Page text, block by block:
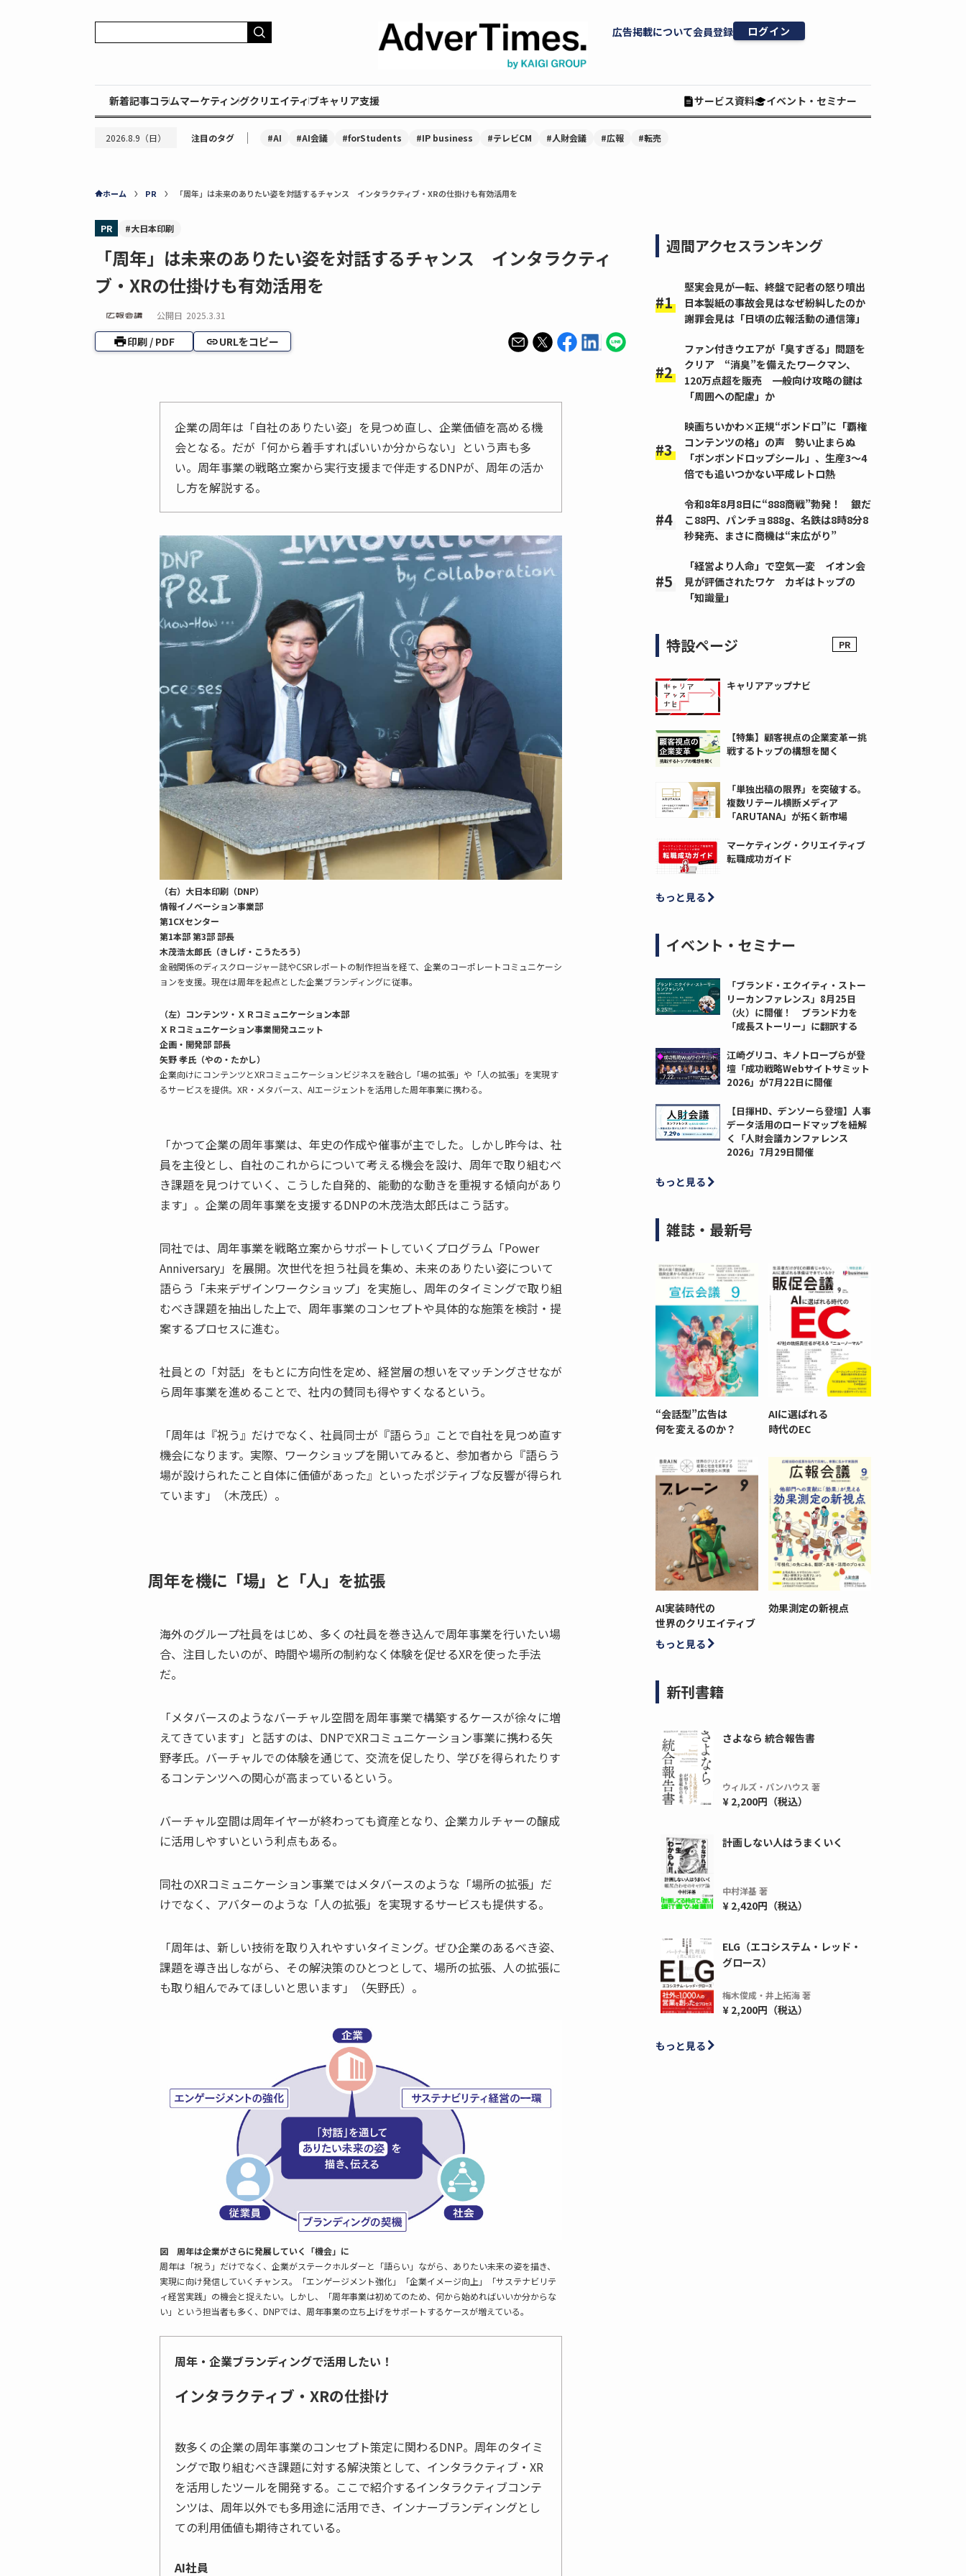
広告掲載について会員登録 ログイン
新着記事コラムマーケティングクリエイティブキャリア支援 サービス資料 イベント・セミナー
2026.8.9（日） 注目のタグ ｜ #AI #AI会議 #forStudents #IP business #テレビCM #人財会議 #広報 #転売
ホーム PR 「周年」は未来のありたい姿を対話するチャンス インタラクティブ・XRの仕掛けも有効活用を
PR #大日本印刷
「周年」は未来のありたい姿を対話するチャンス インタラクティ
ブ・XRの仕掛けも有効活用を
公開日 2025.3.31
印刷 / PDF URLをコピー
企業の周年は「自社のありたい姿」を見つめ直し、企業価値を高める機
会となる。だが「何から着手すればいいか分からない」という声も多
い。周年事業の戦略立案から実行支援まで伴走するDNPが、周年の活か
し方を解説する。
（右）大日本印刷（DNP）
情報イノベーション事業部
第1CXセンター
第1本部 第3部 部長
木茂浩太郎氏（きしげ・こうたろう）
金融関係のディスクロージャー誌やCSRレポートの制作担当を経て、企業のコーポレートコミュニケーシ
ョンを支援。現在は周年を起点とした企業ブランディングに従事。
（左）コンテンツ・ＸＲコミュニケーション本部
ＸＲコミュニケーション事業開発ユニット
企画・開発部 部長
矢野 孝氏（やの・たかし）
企業向けにコンテンツとXRコミュニケーションビジネスを融合し「場の拡張」や「人の拡張」を実現す
るサービスを提供。XR・メタバース、AIエージェントを活用した周年事業に携わる。
「かつて企業の周年事業は、年史の作成や催事が主でした。しかし昨今は、社
員を主役とし、自社のこれからについて考える機会を設け、周年で取り組むべ
き課題を見つけていく、こうした自発的、能動的な動きを重視する傾向があり
ます」。企業の周年事業を支援するDNPの木茂浩太郎氏はこう話す。
同社では、周年事業を戦略立案からサポートしていくプログラム「Power
Anniversary」を展開。次世代を担う社員を集め、未来のありたい姿について
語らう「未来デザインワークショップ」を実施し、周年のタイミングで取り組
むべき課題を抽出した上で、周年事業のコンセプトや具体的な施策を検討・提
案するプロセスに進む。
社員との「対話」をもとに方向性を定め、経営層の想いをマッチングさせなが
ら周年事業を進めることで、社内の賛同も得やすくなるという。
「周年は『祝う』だけでなく、社員同士が『語らう』ことで自社を見つめ直す
機会になります。実際、ワークショップを開いてみると、参加者から『語らう
場が設けられたこと自体に価値があった』といったポジティブな反響が得られ
ています」（木茂氏）。
周年を機に「場」と「人」を拡張
海外のグループ社員をはじめ、多くの社員を巻き込んで周年事業を行いたい場
合、注目したいのが、時間や場所の制約なく体験を促せるXRを使った手法
だ。
「メタバースのようなバーチャル空間を周年事業で構築するケースが徐々に増
えてきています」と話すのは、DNPでXRコミュニケーション事業に携わる矢
野孝氏。バーチャルでの体験を通じて、交流を促したり、学びを得られたりす
るコンテンツへの関心が高まっているという。
バーチャル空間は周年イヤーが終わっても資産となり、企業カルチャーの醸成
に活用しやすいという利点もある。
同社のXRコミュニケーション事業ではメタバースのような「場所の拡張」だ
けでなく、アバターのような「人の拡張」を実現するサービスも提供する。
「周年は、新しい技術を取り入れやすいタイミング。ぜひ企業のあるべき姿、
課題を導き出しながら、その解決策のひとつとして、場所の拡張、人の拡張に
も取り組んでみてほしいと思います」（矢野氏）。
図 周年は企業がさらに発展していく「機会」に
周年は「祝う」だけでなく、企業がステークホルダーと「語らい」ながら、ありたい未来の姿を描き、
実現に向け発信していくチャンス。「エンゲージメント強化」「企業イメージ向上」「サステナビリテ
ィ経営実践」の機会と捉えたい。しかし、「周年事業は初めてのため、何から始めればいいか分からな
い」という担当者も多く、DNPでは、周年事業の立ち上げをサポートするケースが増えている。
周年・企業ブランディングで活用したい！
インタラクティブ・XRの仕掛け
数多くの企業の周年事業のコンセプト策定に関わるDNP。周年のタイミ
ングで取り組むべき課題に対する解決策として、インタラクティブ・XR
を活用したツールを開発する。ここで紹介するインタラクティブコンテ
ンツは、周年以外でも多用途に活用でき、インナーブランディングとし
ての利用価値も期待されている。
AI社員
週間アクセスランキング
堅実会見が一転、終盤で記者の怒り噴出
日本製紙の事故会見はなぜ紛糾したのか
謝罪会見は「日頃の広報活動の通信簿」
ファン付きウエアが「臭すぎる」問題を
クリア “消臭”を備えたワークマン、
120万点超を販売 一般向け攻略の鍵は
「周囲への配慮」か
映画ちいかわ×正規“ボンドロ”に「覇権
コンテンツの格」の声 勢い止まらぬ
「ボンボンドロップシール」、生産3～4
倍でも追いつかない平成レトロ熱
令和8年8月8日に“888商戦”勃発！ 銀だ
こ88円、パンチョ888g、名鉄は8時8分8
秒発売、まさに商機は“末広がり”
「経営より人命」で空気一変 イオン会
見が評価されたワケ カギはトップの
「知識量」
特設ページ
キャリアアップナビ
【特集】顧客視点の企業変革ー挑
戦するトップの構想を聞く
「単独出稿の限界」を突破する。
複数リテール横断メディア
「ARUTANA」が拓く新市場
マーケティング・クリエイティブ
転職成功ガイド
もっと見る
イベント・セミナー
「ブランド・エクイティ・ストー
リーカンファレンス」8月25日
（火）に開催！ ブランド力を
「成長ストーリー」に翻訳する
江崎グリコ、キノトロープらが登
壇「成功戦略Webサイトサミット
2026」が7月22日に開催
【日揮HD、デンソーら登壇】人事
データ活用のロードマップを紐解
く「人財会議カンファレンス
2026」7月29日開催
もっと見る
雑誌・最新号
“会話型”広告は
何を変えるのか？
AIに選ばれる
時代のEC
AI実装時代の
世界のクリエイティブ
効果測定の新視点
もっと見る
新刊書籍
さよなら 統合報告書
ウィルズ・パンハウス 著
¥ 2,200円（税込）
計画しない人はうまくいく
中村洋基 著
¥ 2,420円（税込）
ELG（エコシステム・レッド・
グロース）
梅木俊成・井上拓海 著
¥ 2,200円（税込）
もっと見る